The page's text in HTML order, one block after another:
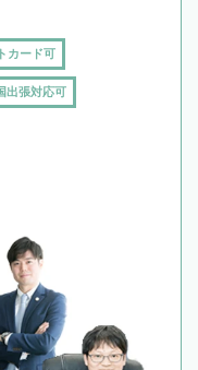
カード可
出張対応可